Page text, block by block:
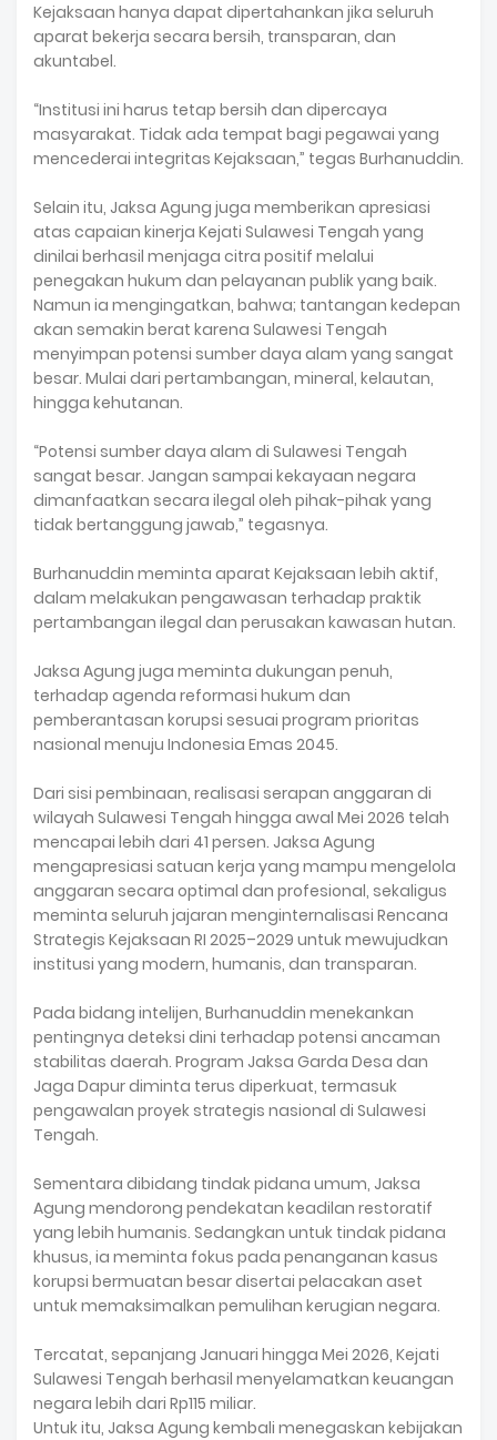
Kejaksaan hanya dapat dipertahankan jika seluruh
aparat bekerja secara bersih, transparan, dan
akuntabel.
“Institusi ini harus tetap bersih dan dipercaya
masyarakat. Tidak ada tempat bagi pegawai yang
mencederai integritas Kejaksaan,” tegas Burhanuddin.
Selain itu, Jaksa Agung juga memberikan apresiasi
atas capaian kinerja Kejati Sulawesi Tengah yang
dinilai berhasil menjaga citra positif melalui
penegakan hukum dan pelayanan publik yang baik.
Namun ia mengingatkan, bahwa; tantangan kedepan
akan semakin berat karena Sulawesi Tengah
menyimpan potensi sumber daya alam yang sangat
besar. Mulai dari pertambangan, mineral, kelautan,
hingga kehutanan.
“Potensi sumber daya alam di Sulawesi Tengah
sangat besar. Jangan sampai kekayaan negara
dimanfaatkan secara ilegal oleh pihak-pihak yang
tidak bertanggung jawab,” tegasnya.
Burhanuddin meminta aparat Kejaksaan lebih aktif,
dalam melakukan pengawasan terhadap praktik
pertambangan ilegal dan perusakan kawasan hutan.
Jaksa Agung juga meminta dukungan penuh,
terhadap agenda reformasi hukum dan
pemberantasan korupsi sesuai program prioritas
nasional menuju Indonesia Emas 2045.
Dari sisi pembinaan, realisasi serapan anggaran di
wilayah Sulawesi Tengah hingga awal Mei 2026 telah
mencapai lebih dari 41 persen. Jaksa Agung
mengapresiasi satuan kerja yang mampu mengelola
anggaran secara optimal dan profesional, sekaligus
meminta seluruh jajaran menginternalisasi Rencana
Strategis Kejaksaan RI 2025–2029 untuk mewujudkan
institusi yang modern, humanis, dan transparan.
Pada bidang intelijen, Burhanuddin menekankan
pentingnya deteksi dini terhadap potensi ancaman
stabilitas daerah. Program Jaksa Garda Desa dan
Jaga Dapur diminta terus diperkuat, termasuk
pengawalan proyek strategis nasional di Sulawesi
Tengah.
Sementara dibidang tindak pidana umum, Jaksa
Agung mendorong pendekatan keadilan restoratif
yang lebih humanis. Sedangkan untuk tindak pidana
khusus, ia meminta fokus pada penanganan kasus
korupsi bermuatan besar disertai pelacakan aset
untuk memaksimalkan pemulihan kerugian negara.
Tercatat, sepanjang Januari hingga Mei 2026, Kejati
Sulawesi Tengah berhasil menyelamatkan keuangan
negara lebih dari Rp115 miliar.
Untuk itu, Jaksa Agung kembali menegaskan kebijakan